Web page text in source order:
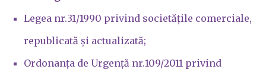
Legea nr.31/1990 privind societățile comerciale,
republicată și actualizată;
Ordonanța de Urgență nr.109/2011 privind